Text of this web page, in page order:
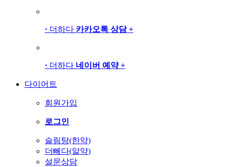
· 더하다 카카오톡 상담 +
· 더하다 네이버 예약 +
다이어트
회원가입
로그인
슬림탕(한약)
더빼다(알약)
설문상담